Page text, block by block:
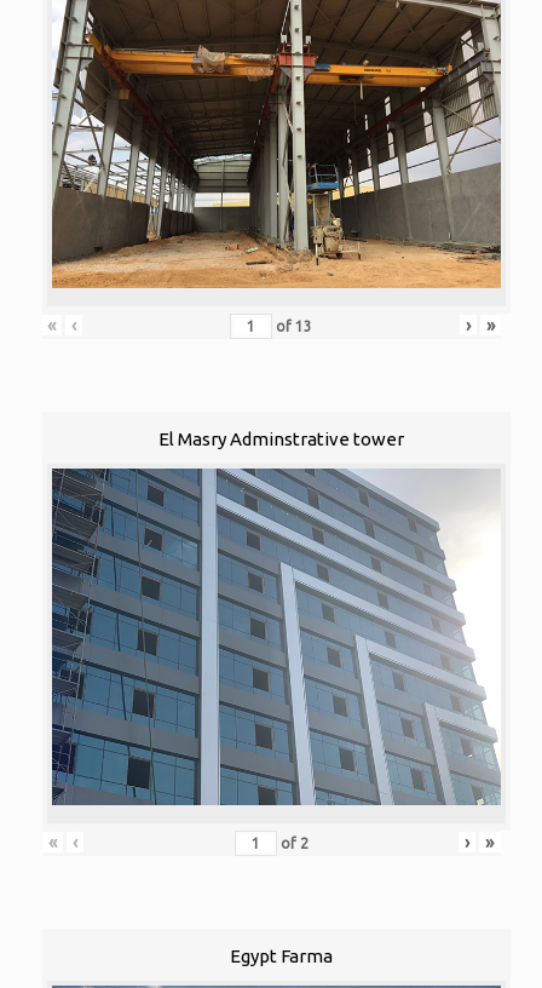
« ‹ of 13 › »
El Masry Adminstrative tower
« ‹ of 2 › »
Egypt Farma